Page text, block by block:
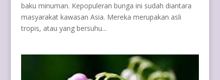
baku minuman. Kepopuleran bunga ini sudah diantara
masyarakat kawasan Asia. Mereka merupakan asli
tropis, atau yang bersuhu...